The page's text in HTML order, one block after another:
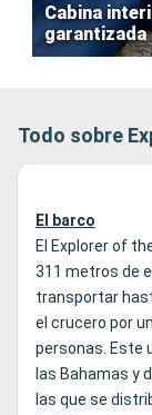
Cabina
garantizada
Todo sobre
El barco
El Explorer of
311 metros de
transportar
el crucero por
personas. Este
las Bahamas y
las que se